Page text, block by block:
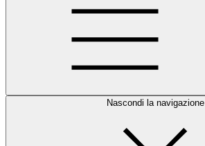
Nascondi la navigazione